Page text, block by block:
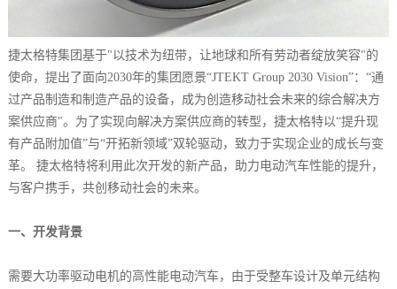
捷太格特集团基于"以技术为纽带，让地球和所有劳动者绽放笑容"的
使命，提出了面向2030年的集团愿景“JTEKT Group 2030 Vision”：“通
过产品制造和制造产品的设备，成为创造移动社会未来的综合解决方
案供应商"。为了实现向解决方案供应商的转型，捷太格特以“提升现
有产品附加值”与“开拓新领域”双轮驱动，致力于实现企业的成长与变
革。 捷太格特将利用此次开发的新产品，助力电动汽车性能的提升，
与客户携手，共创移动社会的未来。
一、开发背景
需要大功率驱动电机的高性能电动汽车，由于受整车设计及单元结构